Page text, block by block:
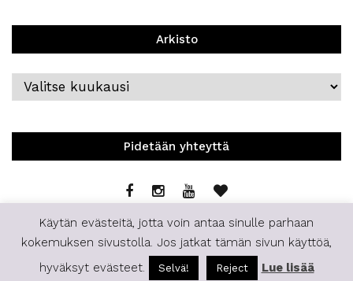
Arkisto
Arkisto
Pidetään yhteyttä
© 2019 | Staffilife | All Rights Reserved.
Käytän evästeitä, jotta voin antaa sinulle parhaan
kokemuksen sivustolla. Jos jatkat tämän sivun käyttöä,
hyväksyt evästeet.
Selvä! Reject Lue lisää